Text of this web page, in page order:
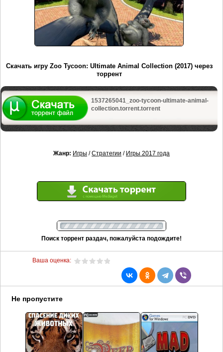
Скачать игру Zoo Tycoon: Ultimate Animal Collection (2017) через
торрент
1537265041_zoo-tycoon-ultimate-animal-
collection.torrent.torrent
Жанр: Игры /Стратегии / Игры 2017 года
Поиск торрент раздач, пожалуйста подождите!
Ваша оценка:
Не пропустите